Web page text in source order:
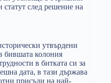
след решение на
утвърдени
бившата колония
в битката си за
дата, в тази държава
присъди на най-